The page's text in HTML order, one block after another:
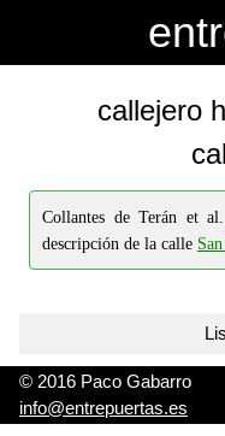
callejero
Collantes de Terán et
descripción de la calle
© 2016 Paco Gabarro
info@entrepuertas.es